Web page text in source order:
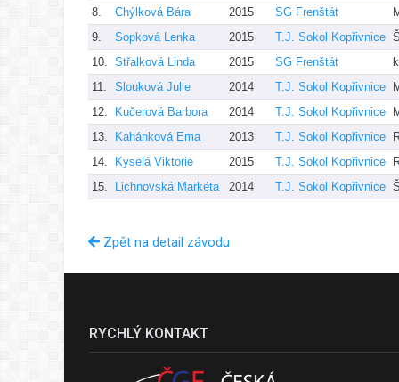
8.
Chýlková Bára 2015 SG Frenštát
9.
Sopková Lenka 2015 T.J. Sokol Kopřivnice
10.
Střalková Linda 2015 SG Frenštát
11.
Slouková Julie 2014 T.J. Sokol Kopřivnice
12.
Kučerová Barbora 2014 T.J. Sokol Kopřivnice
13.
Kahánková Ema 2013 T.J. Sokol Kopřivnice
14.
Kyselá Viktorie 2015 T.J. Sokol Kopřivnice
15.
Lichnovská Markéta 2014 T.J. Sokol Kopřivnice
Zpět na detail závodu
RYCHLÝ KONTAKT